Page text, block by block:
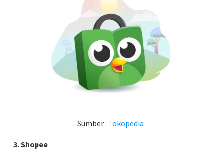
Sumber : Tokopedia
3. Shopee